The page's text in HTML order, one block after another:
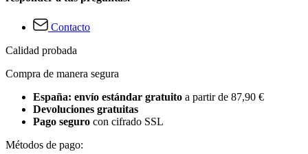
Contacto
Calidad probada
Compra de manera segura
España: envío estándar gratuito a partir de 87,90 €
Devoluciones gratuitas
Pago seguro con cifrado SSL
Métodos de pago: